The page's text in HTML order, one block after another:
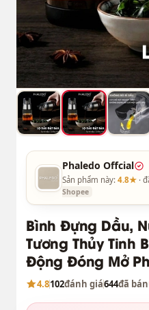
Phaledo Offcial
Sản phẩm này: 4.8★·
Shopee
Bình Đựng Dầu,
Tương Thủy Tinh
Động Đóng Mở
4.8102đánh giá644đã bán